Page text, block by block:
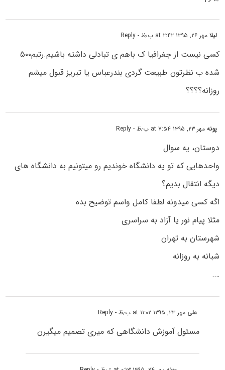
لیلامهر ۲۶, ۱۳۹۵ at ۲:۴۲ ب٫ظ - Reply
کسی نیست از جغرافیا ک باهم ی تبادلی داشته باشیم.رتبم۵۰۰
شده ب نظرتون طبیعت گردی بندرعباس یا تبریز قبول میشم
روزانه؟؟؟؟
پونهمهر ۲۳, ۱۳۹۵ at ۷:۵۴ ب٫ظ - Reply
دوستان، یه سوال
واحدهایی که تو یه دانشگاه خوندیم رو میتونیم به دانشگاه های
دیگه انتقال بدیم؟
اگه کسی میدونه لطفا کامل واسم توضیح بده
مثلا پیام نور یا آزاد به سراسری
شهرستان به تهران
شبانه به روزانه
….
علی مهر ۲۳, ۱۳۹۵ at ۱۱:۰۲ ب٫ظ - Reply
مسئول آموزش دانشگاهی که میری تصمیم میگیرن